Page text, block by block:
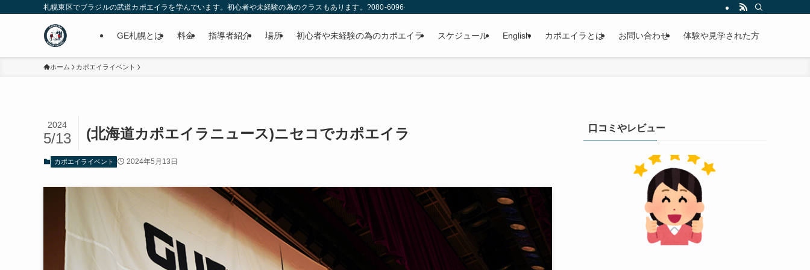
札幌東区でブラジルの武道カポエイラを学んでいます。初心者や未経験の為のクラスもあります。?080-6096-4346
GE札幌とは 料金 指導者紹介 場所 初心者や未経験の為のカポエイラ スケジュール English カポエイラとは お問い合わせ 体験や見学された方
ホーム カポエイライベント
(北海道カポエイラニュース)ニセコでカポエイラ
2024
5/13
カポエイライベント 2024年5月13日
口コミやレビュー